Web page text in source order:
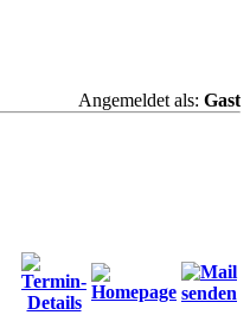
Angemeldet als: Gast